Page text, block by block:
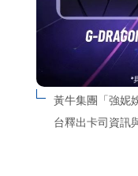
黃牛集團「強妮
台釋出卡司資訊